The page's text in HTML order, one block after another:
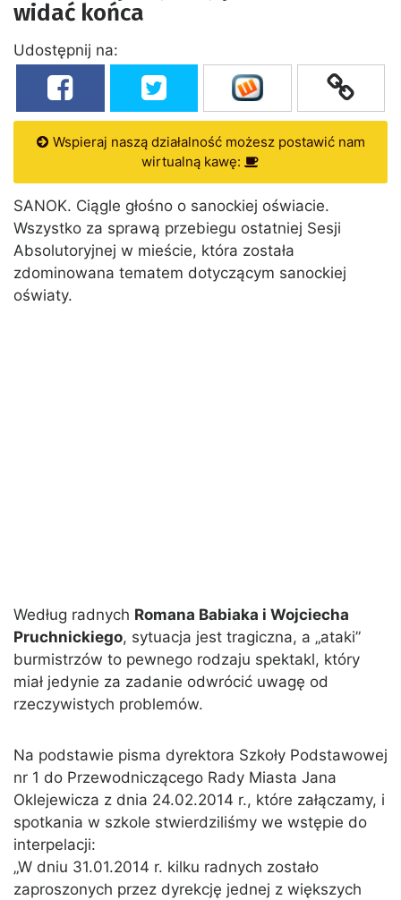
widać końca
Udostępnij na:
Wspieraj naszą działalność możesz postawić nam
wirtualną kawę:
SANOK. Ciągle głośno o sanockiej oświacie.
Wszystko za sprawą przebiegu ostatniej Sesji
Absolutoryjnej w mieście, która została
zdominowana tematem dotyczącym sanockiej
oświaty.
Według radnych Romana Babiaka i Wojciecha
Pruchnickiego, sytuacja jest tragiczna, a „ataki”
burmistrzów to pewnego rodzaju spektakl, który
miał jedynie za zadanie odwrócić uwagę od
rzeczywistych problemów.
Na podstawie pisma dyrektora Szkoły Podstawowej
nr 1 do Przewodniczącego Rady Miasta Jana
Oklejewicza z dnia 24.02.2014 r., które załączamy, i
spotkania w szkole stwierdziliśmy we wstępie do
interpelacji:
„W dniu 31.01.2014 r. kilku radnych zostało
zaproszonych przez dyrekcję jednej z większych